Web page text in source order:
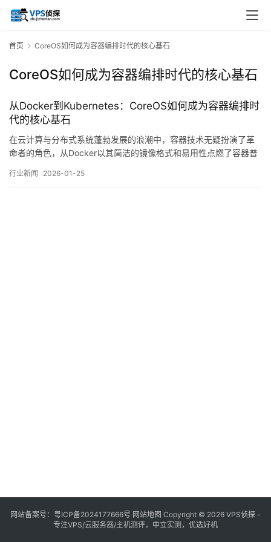
首页 CoreOS如何成为容器编排时代的核心基石
CoreOS如何成为容器编排时代的核心基石
从Docker到Kubernetes：CoreOS如何成为容器编排时
代的核心基石
在云计算与分布式系统蓬勃发展的浪潮中，容器技术无疑扮演了革
命者的角色，从Docker以其简洁的镜像格式和易用性点燃了容器普
用的宏伟蓝图，这其间的发展并非一蹴而就，当我们追溯这条技术
行业新闻 2026-01-25
网站备案号： 粤ICP备2024177666号 网站地图 Copyright © 2026 VPS侦探 -
专注VPS/云服务器/主机测评，中立实测，优选好机